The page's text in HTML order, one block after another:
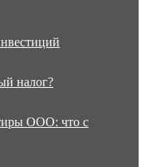
налог?
ООО: что с